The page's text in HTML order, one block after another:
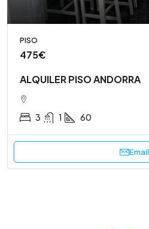
PISO
475€
ALQUILER PISO ANDORRA
3 1 60
Email